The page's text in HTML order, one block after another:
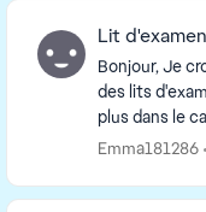
Lit
Bonjour, Je crois que je rencontre un bugs au niveau
des lits
plus dans le
barre de
Emma181286